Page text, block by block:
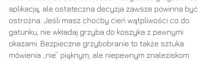
aplikację, ale ostateczna decyzja zawsze powinna być
ostrożna. Jeśli masz choćby cień wątpliwości co do
gatunku, nie wkładaj grzyba do koszyka z pewnymi
okazami. Bezpieczne grzybobranie to także sztuka
mówienia „nie” pięknym, ale niepewnym znaleziskom.